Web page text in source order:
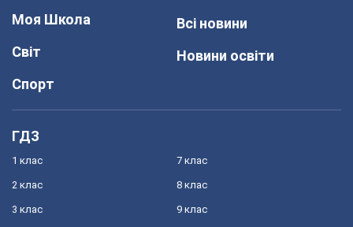
Моя Школа
Світ
Спорт
Всі новини
Новини освіти
ГДЗ
1 клас
2 клас
3 клас
7 клас
8 клас
9 клас